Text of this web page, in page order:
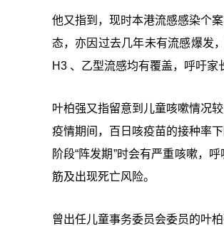
他又指到，现时本港流感感染个
态，亦因过去几年未有流感爆发
H3 、乙型流感均有覆盖，呼吁家
叶柏强又指留意到儿童咳嗽情况
疫情期间，百日咳疫苗的接种率
阶段“阵发期”时会有严重咳嗽，
筋及出现死亡风险。
曾出任儿童事务委员会委员的叶